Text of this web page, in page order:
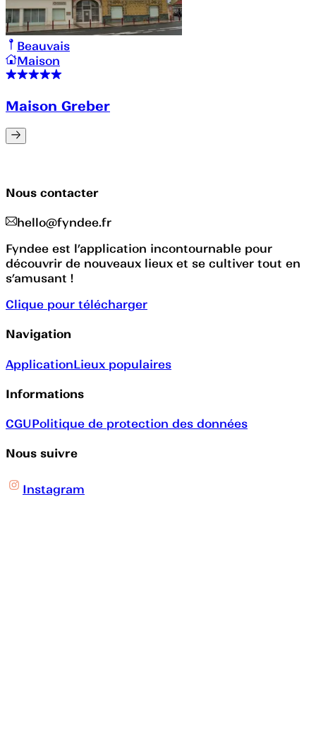
Beauvais
Maison
Maison Greber
Nous contacter
hello@fyndee.fr
Fyndee est l’application incontournable pour
découvrir de nouveaux lieux et se cultiver tout en
s’amusant !
Clique pour télécharger
Navigation
ApplicationLieux populaires
Informations
CGUPolitique de protection des données
Nous suivre
Instagram